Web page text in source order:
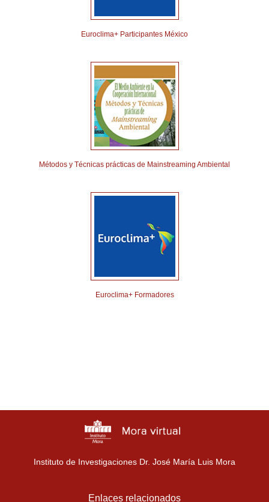
Euroclima+ Participantes México
Métodos y Técnicas prácticas de Mainstreaming Ambiental
Euroclima+ Formadores
Instituto de Investigaciones Dr. José María Luis Mora
Enlaces relacionados